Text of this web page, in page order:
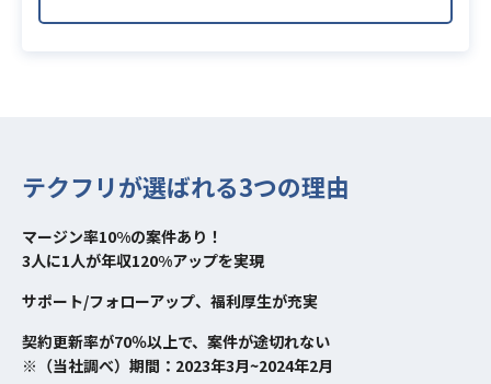
テクフリが選ばれる3つの理由
マージン率10%の案件あり！
3人に1人が年収120%アップを実現
サポート/フォローアップ、福利厚生が充実
契約更新率が70％以上で、案件が途切れない
※（当社調べ）期間：2023年3月~2024年2月